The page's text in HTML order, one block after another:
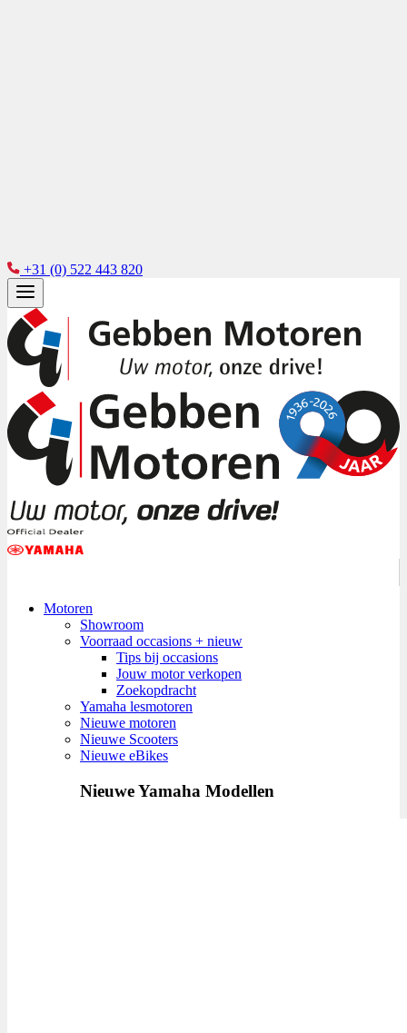
+31 (0) 522 443 820
Motoren
Showroom
Voorraad occasions + nieuw
Tips bij occasions
Jouw motor verkopen
Zoekopdracht
Yamaha lesmotoren
Nieuwe motoren
Nieuwe Scooters
Nieuwe eBikes
Nieuwe Yamaha Modellen